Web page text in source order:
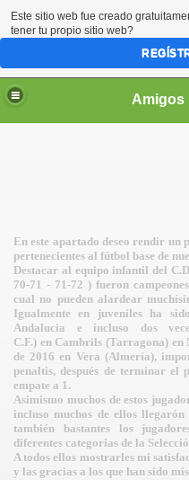
Amigos
En este apartado deseo rendir un
pertenecientes al fútbol base de
Destacar al equipo infantil del
70-71 - 71-72 ) fueron
cual no pueden alardear
Igualmente en juveniles ha
Andalucia e incluso dos
C.F.) en Cambrils (Tarragona)
de 2016 en Vera (Almería),
penaltis, después de terminar
empate a 1.
Asimismo muchos de estos
incluso muchos de ellos
también bastantes los
diferentes categorias de la
A todos ellos mostrarles mi
y las gracias a los que han sido
Este sitio web fue creado
tener tu propio sitio web?